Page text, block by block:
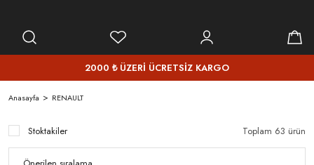
2000 ₺ ÜZERİ ÜCRETSİZ KARGO
Anasayfa RENAULT
Stoktakiler Toplam 63 ürün